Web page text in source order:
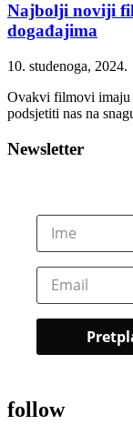
Najbolji noviji
događajima
10. studenoga, 2024.
Ovakvi filmovi imaju
podsjetiti nas na
Newsletter
follow